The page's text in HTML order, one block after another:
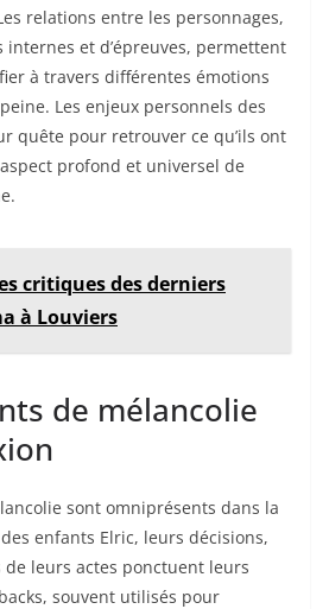
relations entre les personnages,
internes et d’épreuves, permettent
à travers différentes émotions
Les enjeux personnels des
quête pour retrouver ce qu’ils ont
profond et universel de
critiques des derniers
à Louviers
de mélancolie
sont omniprésents dans la
enfants Elric, leurs décisions,
de leurs actes ponctuent leurs
souvent utilisés pour